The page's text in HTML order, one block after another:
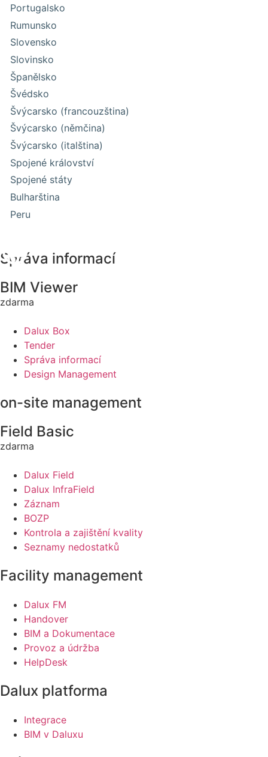
Portugalsko
Rumunsko
Slovensko
Slovinsko
Španělsko
Švédsko
Švýcarsko (francouzština)
Švýcarsko (němčina)
Švýcarsko (italština)
Spojené království
Spojené státy
Bulharština
Peru
Správa informací
BIM Viewer
zdarma
Dalux Box
Tender
Správa informací
Design Management
on-site management
Field Basic
zdarma
Dalux Field
Dalux InfraField
Záznam
BOZP
Kontrola a zajištění kvality
Seznamy nedostatků
Facility management
Dalux FM
Handover
BIM a Dokumentace
Provoz a údržba
HelpDesk
Dalux platforma
Integrace
BIM v Daluxu